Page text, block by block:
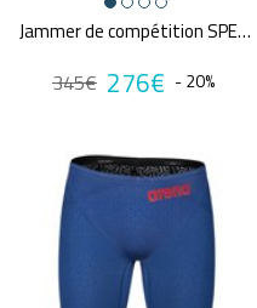
Jammer de compétition SPEEDO FS LZR PURE INTENT 2.0
345€ 276€ - 20%